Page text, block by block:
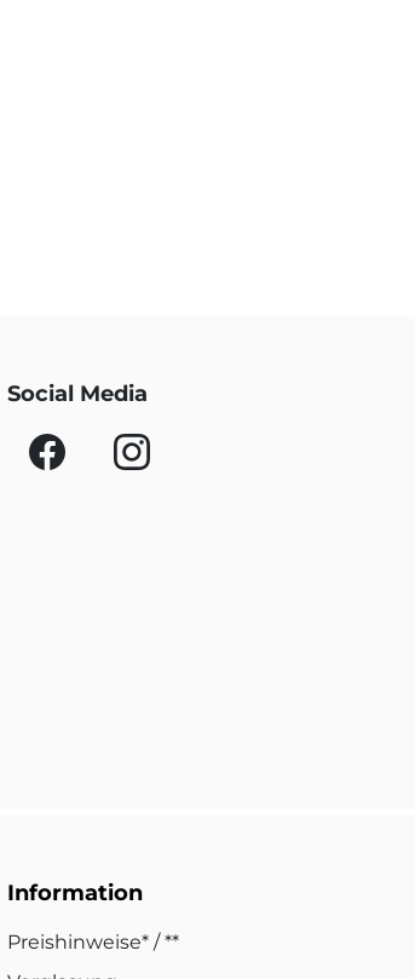
Social Media
Information
Preishinweise* / **